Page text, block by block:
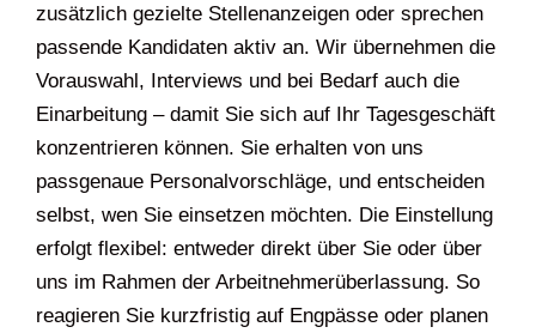
zusätzlich gezielte Stellenanzeigen oder sprechen
passende Kandidaten aktiv an. Wir übernehmen die
Vorauswahl, Interviews und bei Bedarf auch die
Einarbeitung – damit Sie sich auf Ihr Tagesgeschäft
konzentrieren können. Sie erhalten von uns
passgenaue Personalvorschläge, und entscheiden
selbst, wen Sie einsetzen möchten. Die Einstellung
erfolgt flexibel: entweder direkt über Sie oder über
uns im Rahmen der Arbeitnehmerüberlassung. So
reagieren Sie kurzfristig auf Engpässe oder planen